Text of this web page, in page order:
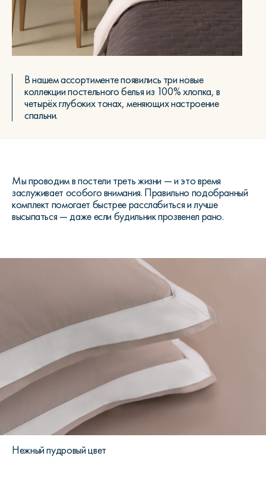
В нашем ассортименте появились три новые
коллекции постельного белья из 100% хлопка, в
четырёх глубоких тонах, меняющих настроение
спальни.
Мы проводим в постели треть жизни — и это время
заслуживает особого внимания. Правильно подобранный
комплект помогает быстрее расслабиться и лучше
высыпаться — даже если будильник прозвенел рано.
Нежный пудровый цвет